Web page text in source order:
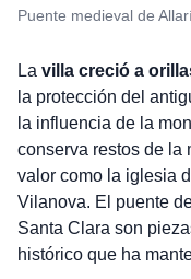
Puente medieval de
La villa creció a
la protección del
la influencia de la
conserva restos de la
valor como la iglesia
Vilanova. El puente
Santa Clara son
histórico que ha